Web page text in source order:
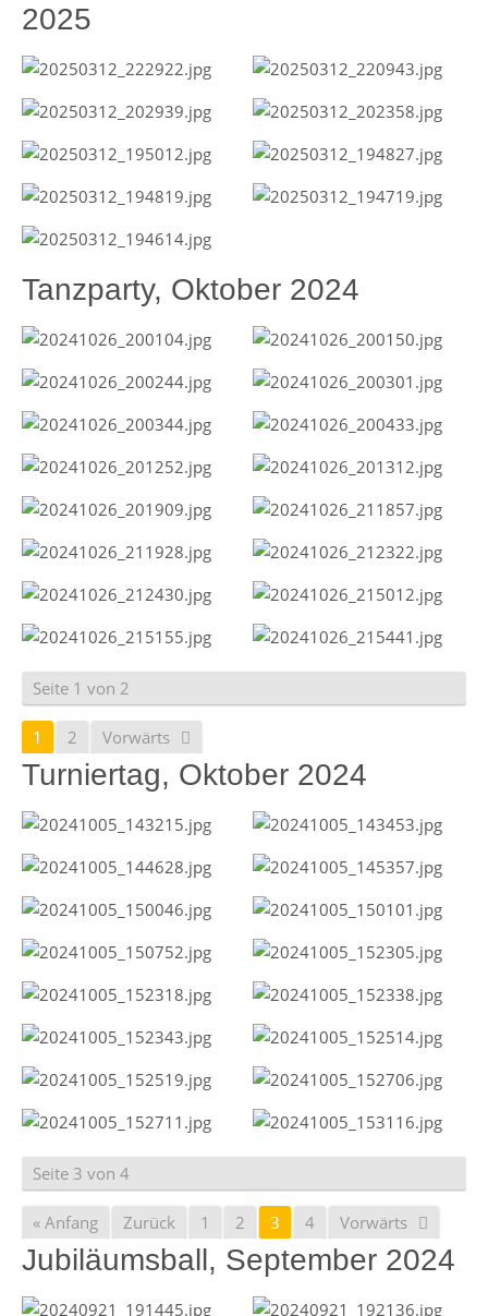
2025
Tanzparty, Oktober 2024
Seite 1 von 2
1 2 Vorwärts
Turniertag, Oktober 2024
Seite 3 von 4
« Anfang Zurück 1 2 3 4 Vorwärts
Jubiläumsball, September 2024